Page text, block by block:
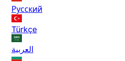
Русский
Türkçe
العربية